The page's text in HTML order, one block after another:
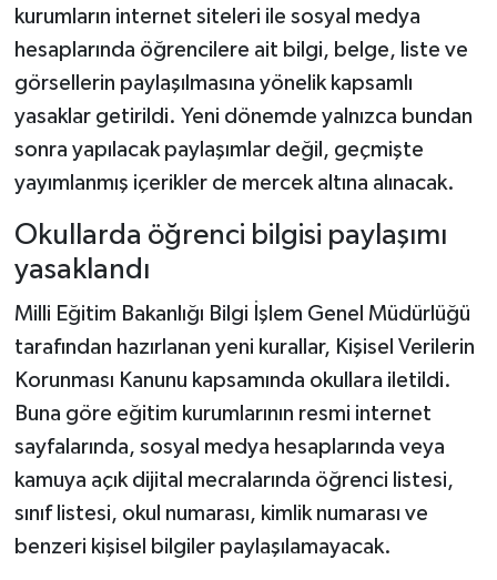
kurumların internet siteleri ile sosyal medya
hesaplarında öğrencilere ait bilgi, belge, liste ve
görsellerin paylaşılmasına yönelik kapsamlı
yasaklar getirildi. Yeni dönemde yalnızca bundan
sonra yapılacak paylaşımlar değil, geçmişte
yayımlanmış içerikler de mercek altına alınacak.
Okullarda öğrenci bilgisi paylaşımı
yasaklandı
Milli Eğitim Bakanlığı Bilgi İşlem Genel Müdürlüğü
tarafından hazırlanan yeni kurallar, Kişisel Verilerin
Korunması Kanunu kapsamında okullara iletildi.
Buna göre eğitim kurumlarının resmi internet
sayfalarında, sosyal medya hesaplarında veya
kamuya açık dijital mecralarında öğrenci listesi,
sınıf listesi, okul numarası, kimlik numarası ve
benzeri kişisel bilgiler paylaşılamayacak.
Seydiler Haberleri
Taşköprü Haberleri
Tosya Haberleri
Karadeniz Haberleri
Ulusal Haberler
Siyaset Haberleri
Dünya Haberleri
Yerel Haberler
Haber Arşivi